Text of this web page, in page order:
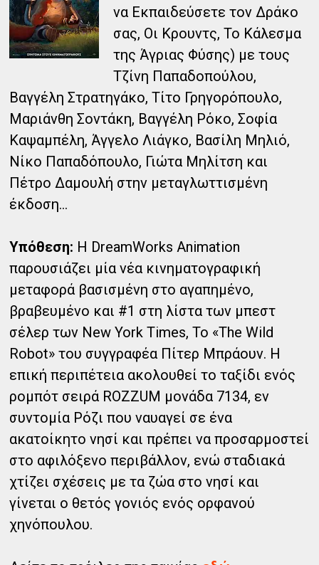
να Εκπαιδεύσετε τον Δράκο
σας, Οι Κρουντς, Το Κάλεσμα
της Άγριας Φύσης) με τους
Τζίνη Παπαδοπούλου,
Βαγγέλη Στρατηγάκο, Τίτο Γρηγορόπουλο,
Μαριάνθη Σοντάκη, Βαγγέλη Ρόκο, Σοφία
Καψαμπέλη, Άγγελο Λιάγκο, Βασίλη Μηλιό,
Νίκο Παπαδόπουλο, Γιώτα Μηλίτση και
Πέτρο Δαμουλή στην μεταγλωττισμένη
έκδοση...
Υπόθεση: H DreamWorks Animation
παρουσιάζει μία νέα κινηματογραφική
μεταφορά βασισμένη στο αγαπημένο,
βραβευμένο και #1 στη λίστα των μπεστ
σέλερ των New York Times, Το «The Wild
Robot» του συγγραφέα Πίτερ Μπράουν. Η
επική περιπέτεια ακολουθεί το ταξίδι ενός
ρομπότ σειρά ROZZUM μονάδα 7134, εν
συντομία Ρόζι που ναυαγεί σε ένα
ακατοίκητο νησί και πρέπει να προσαρμοστεί
στο αφιλόξενο περιβάλλον, ενώ σταδιακά
χτίζει σχέσεις με τα ζώα στο νησί και
γίνεται ο θετός γονιός ενός ορφανού
χηνόπουλου.